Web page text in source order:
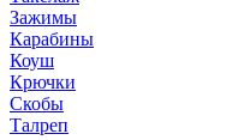
Зажимы
Карабины
Коуш
Крючки
Скобы
Талреп